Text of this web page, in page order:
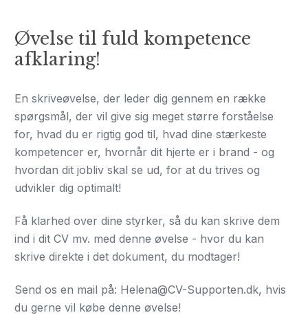
Øvelse til fuld kompetence
afklaring!
En skriveøvelse, der leder dig gennem en række
spørgsmål, der vil give sig meget større forståelse
for, hvad du er rigtig god til, hvad dine stærkeste
kompetencer er, hvornår dit hjerte er i brand - og
hvordan dit jobliv skal se ud, for at du trives og
udvikler dig optimalt!
Få klarhed over dine styrker, så du kan skrive dem
ind i dit CV mv. med denne øvelse - hvor du kan
skrive direkte i det dokument, du modtager!
Send os en mail på: Helena@CV-Supporten.dk, hvis
du gerne vil købe denne øvelse!